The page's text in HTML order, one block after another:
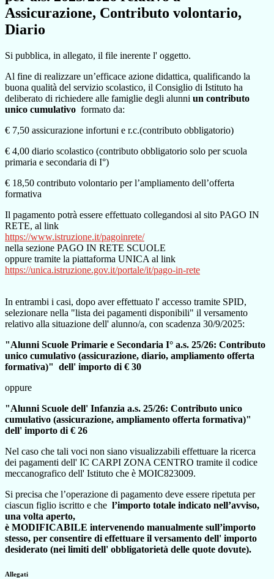
Assicurazione, Contributo volontario,
Diario
Si pubblica, in allegato, il file inerente l' oggetto.
Al fine di realizzare un’efficace azione didattica, qualificando la
buona qualità del servizio scolastico, il Consiglio di Istituto ha
deliberato di richiedere alle famiglie degli alunni un contributo
unico cumulativo formato da:
€ 7,50 assicurazione infortuni e r.c.(contributo obbligatorio)
€ 4,00 diario scolastico (contributo obbligatorio solo per scuola
primaria e secondaria di I°)
€ 18,50 contributo volontario per l’ampliamento dell’offerta
formativa
Il pagamento potrà essere effettuato collegandosi al sito PAGO IN
RETE, al link
https://www.istruzione.it/pagoinrete/
nella sezione PAGO IN RETE SCUOLE
oppure tramite la piattaforma UNICA al link
https://unica.istruzione.gov.it/portale/it/pago-in-rete
In entrambi i casi, dopo aver effettuato l' accesso tramite SPID,
selezionare nella "lista dei pagamenti disponibili" il versamento
relativo alla situazione dell' alunno/a, con scadenza 30/9/2025:
"Alunni Scuole Primarie e Secondaria I° a.s. 25/26: Contributo
unico cumulativo (assicurazione, diario, ampliamento offerta
formativa)" dell' importo di € 30
oppure
"Alunni Scuole dell' Infanzia a.s. 25/26: Contributo unico
cumulativo (assicurazione, ampliamento offerta formativa)"
dell' importo di € 26
Nel caso che tali voci non siano visualizzabili effettuare la ricerca
dei pagamenti dell' IC CARPI ZONA CENTRO tramite il codice
meccanografico dell' Istituto che è MOIC823009.
Si precisa che l’operazione di pagamento deve essere ripetuta per
ciascun figlio iscritto e che l’importo totale indicato nell’avviso,
una volta aperto,
è MODIFICABILE intervenendo manualmente sull’importo
stesso, per consentire di effettuare il versamento dell' importo
desiderato (nei limiti dell' obbligatorietà delle quote dovute).
Allegati